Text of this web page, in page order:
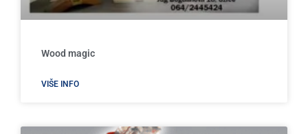
Wood magic
VIŠE INFO